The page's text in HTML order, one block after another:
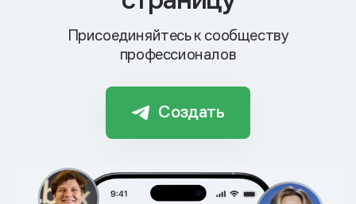
Присоединяйтесь к сообществу
профессионалов
Создать